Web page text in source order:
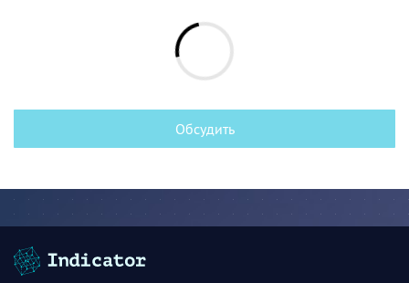
Обсудить